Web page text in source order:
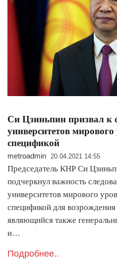
Си Цзиньпин призвал к
университетов
спецификой
metroadmin 20.04.2021 14:55
Председатель КНР Си
подчеркнул важность
университетов мирового
спецификой для
являющийся также
и…
Подробнее..